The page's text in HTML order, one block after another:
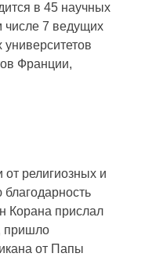
в 45 научных
числе 7 ведущих
Франции,
от религиозных и
Корана прислал
пришло
от Папы